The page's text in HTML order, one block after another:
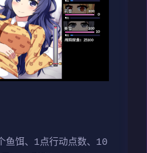
鱼饵、1点行动点数、10